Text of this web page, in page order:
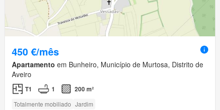
450 €/mês
Apartamento em Bunheiro, Município de Murtosa, Distrito de
Aveiro
T1 1 200 m²
Totalmente mobiliado Jardim